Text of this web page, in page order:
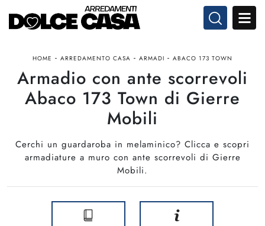
HOME - ARREDAMENTO CASA - ARMADI - ABACO 173 TOWN
Armadio con ante scorrevoli
Abaco 173 Town di Gierre
Mobili
Cerchi un guardaroba in melaminico? Clicca e scopri
armadiature a muro con ante scorrevoli di Gierre
Mobili.